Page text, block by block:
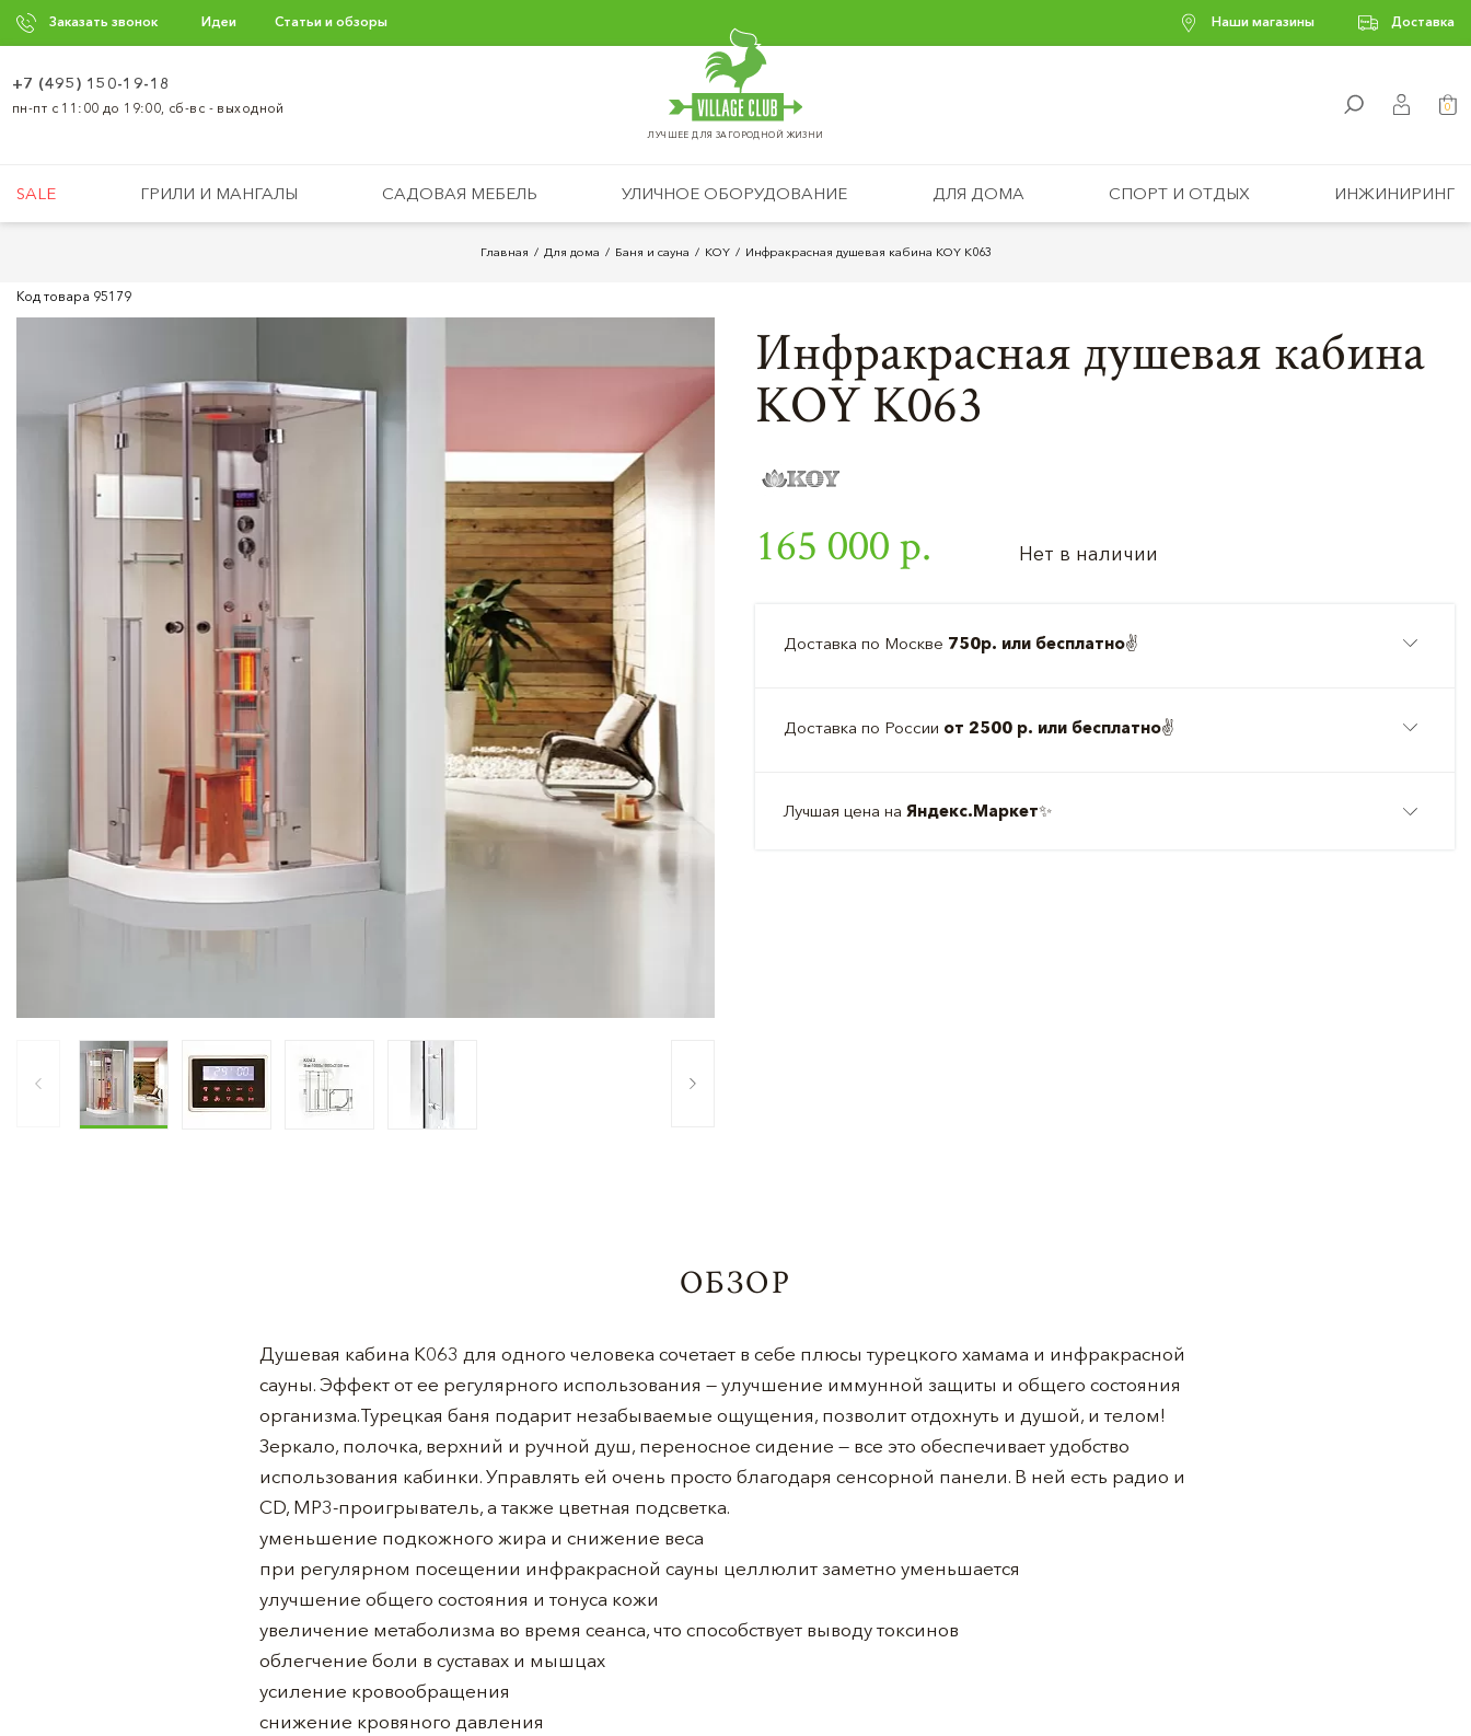
Заказать звонок Идеи Статьи и обзоры Наши магазины Доставка
ЛУЧШЕЕ ДЛЯ ЗАГОРОДНОЙ ЖИЗНИ
+7 (495) 150-19-18
пн-пт с 11:00 до 19:00, сб-вс - выходной 0
SALE ГРИЛИ И МАНГАЛЫ САДОВАЯ МЕБЕЛЬ УЛИЧНОЕ ОБОРУДОВАНИЕ ДЛЯ ДОМА СПОРТ И ОТДЫХ ИНЖИНИРИНГ
Главная Для дома Баня и сауна KOY Инфракрасная душевая кабина KOY K063
Код товара 95179
Инфракрасная душевая кабина
KOY K063
165 000 р. Нет в наличии
Доставка по Москве 750р. или бесплатно✌️
Доставка по России от 2500 р. или бесплатно✌️
Лучшая цена на Яндекс.Маркет✨
ОБЗОР
Душевая кабина K063 для одного человека сочетает в себе плюсы турецкого хамама и инфракрасной
сауны. Эффект от ее регулярного использования — улучшение иммунной защиты и общего состояния
организма.Турецкая баня подарит незабываемые ощущения, позволит отдохнуть и душой, и телом!
Зеркало, полочка, верхний и ручной душ, переносное сидение — все это обеспечивает удобство
использования кабинки. Управлять ей очень просто благодаря сенсорной панели. В ней есть радио и
CD, MP3-проигрыватель, а также цветная подсветка.
уменьшение подкожного жира и снижение веса
при регулярном посещении инфракрасной сауны целлюлит заметно уменьшается
улучшение общего состояния и тонуса кожи
увеличение метаболизма во время сеанса, что способствует выводу токсинов
облегчение боли в суставах и мышцах
усиление кровообращения
снижение кровяного давления